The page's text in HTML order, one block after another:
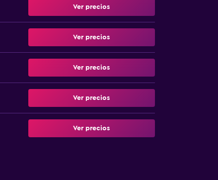
Ver precios
Ver precios
Ver precios
Ver precios
Ver precios